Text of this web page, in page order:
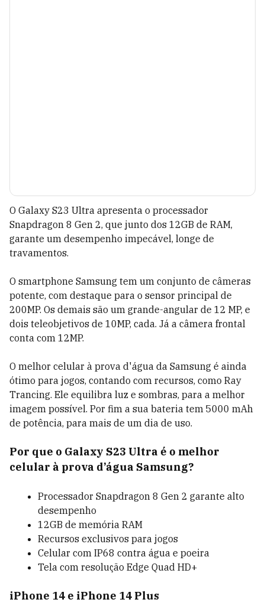
O Galaxy S23 Ultra apresenta o processador
Snapdragon 8 Gen 2, que junto dos 12GB de RAM,
garante um desempenho impecável, longe de
travamentos.
O smartphone Samsung tem um conjunto de câmeras
potente, com destaque para o sensor principal de
200MP. Os demais são um grande-angular de 12 MP, e
dois teleobjetivos de 10MP, cada. Já a câmera frontal
conta com 12MP.
O melhor celular à prova d'água da Samsung é ainda
ótimo para jogos, contando com recursos, como Ray
Trancing. Ele equilibra luz e sombras, para a melhor
imagem possível. Por fim a sua bateria tem 5000 mAh
de potência, para mais de um dia de uso.
Por que o Galaxy S23 Ultra é o melhor
celular à prova d’água Samsung?
Processador Snapdragon 8 Gen 2 garante alto
desempenho
12GB de memória RAM
Recursos exclusivos para jogos
Celular com IP68 contra água e poeira
Tela com resolução Edge Quad HD+
iPhone 14 e iPhone 14 Plus